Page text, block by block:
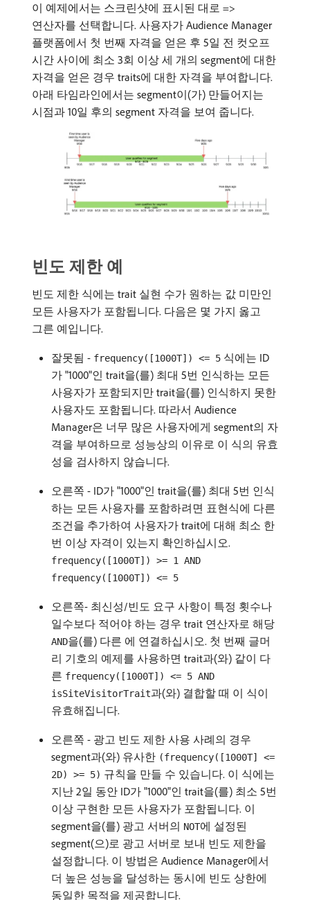
이 예제에서는 스크린샷에 표시된 대로 =>
연산자를 선택합니다. 사용자가 Audience Manager
플랫폼에서 첫 번째 자격을 얻은 후 5일 전 컷오프
시간 사이에 최소 3회 이상 세 개의 segment에 대한
자격을 얻은 경우 traits에 대한 자격을 부여합니다.
아래 타임라인에서는 segment이(가) 만들어지는
시점과 10일 후의 segment 자격을 보여 줍니다.
빈도 제한 예
빈도 제한 식에는 trait 실현 수가 원하는 값 미만인
모든 사용자가 포함됩니다. 다음은 몇 가지 옳고
그른 예입니다.
잘못됨 - frequency([1000T]) <= 5 식에는 ID
가 "1000"인 trait을(를) 최대 5번 인식하는 모든
사용자가 포함되지만 trait을(를) 인식하지 못한
사용자도 포함됩니다. 따라서 Audience
Manager은 너무 많은 사용자에게 segment의 자
격을 부여하므로 성능상의 이유로 이 식의 유효
성을 검사하지 않습니다.
오른쪽 - ID가 "1000"인 trait을(를) 최대 5번 인식
하는 모든 사용자를 포함하려면 표현식에 다른
조건을 추가하여 사용자가 trait에 대해 최소 한
번 이상 자격이 있는지 확인하십시오.
frequency([1000T]) >= 1 AND
frequency([1000T]) <= 5
오른쪽- 최신성/빈도 요구 사항이 특정 횟수나
일수보다 적어야 하는 경우 trait 연산자로 해당
AND을(를) 다른 에 연결하십시오. 첫 번째 글머
리 기호의 예제를 사용하면 trait과(와) 같이 다
른 frequency([1000T]) <= 5 AND
isSiteVisitorTrait과(와) 결합할 때 이 식이
유효해집니다.
오른쪽 - 광고 빈도 제한 사용 사례의 경우
segment과(와) 유사한 (frequency([1000T] <=
2D) >= 5) 규칙을 만들 수 있습니다. 이 식에는
지난 2일 동안 ID가 "1000"인 trait을(를) 최소 5번
이상 구현한 모든 사용자가 포함됩니다. 이
segment을(를) 광고 서버의 NOT에 설정된
segment​(으)로 광고 서버로 보내 빈도 제한을
설정합니다. 이 방법은 Audience Manager에서
더 높은 성능을 달성하는 동시에 빈도 상한에
동일한 목적을 제공합니다.